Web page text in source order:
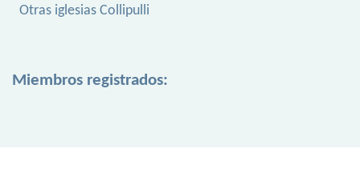
Otras iglesias Collipulli
Miembros registrados: